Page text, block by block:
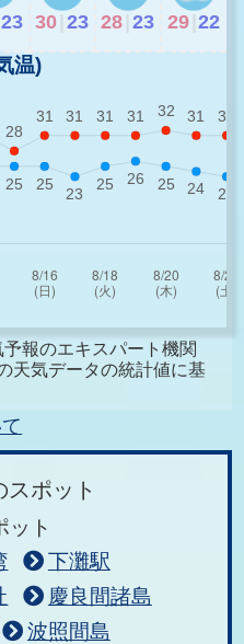
23 30 23 28 23 29 22
温)
報のエキスパート機関
天気データの統計値に基
スポット
ット
下灘駅
慶良間諸島
波照間島